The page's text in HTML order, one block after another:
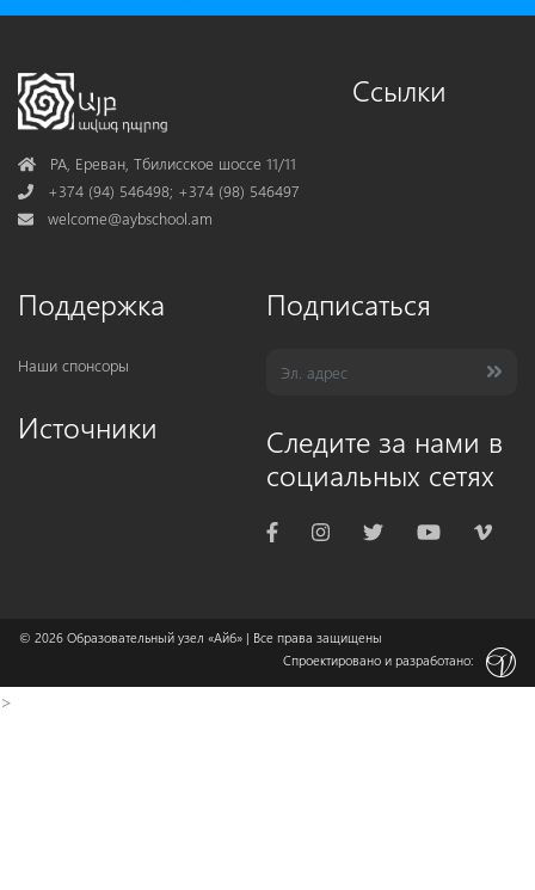
AddressРА, Ереван, Тбилисское шоссе 11/11
Phone+374 (94) 546498; +374 (98) 546497
Mail
welcome@aybschool.am
Ссылки
Поддержка
Наши спонсоры
Источники
Подписаться
Следите за нами в
социальных сетях
© 2026 Образовательный узел «Айб» | Все права защищены
Спроектировано и разработано:
>